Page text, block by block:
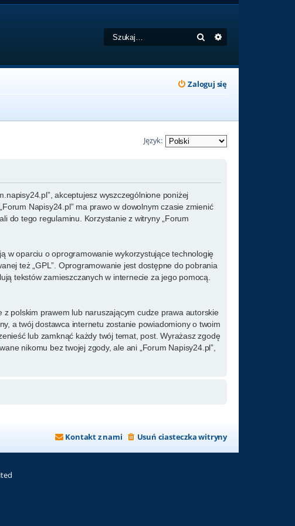
Szukaj
Zaloguj się
Język:
akceptujesz wyszczególnione poniżej
Napisy24.pl” ma prawo w dowolnym czasie zmienić
do tego regulaminu. Korzystanie z witryny „Forum
w oparciu o oprogramowanie wykorzystujące technologię
też „GPL”. Oprogramowanie jest dostępne do pobrania
tekstów zamieszczanych w internecie za jego pomocą.
polskim prawem lub naruszającym cudze prawa autorskie
a twój dostawca internetu zostanie powiadomiony o twoim
lub zamknąć każdy twój temat, post. Wyrażasz zgodę
nikomu bez twojej zgody, ale ani „Forum Napisy24.pl”,
Usuń ciasteczka witryny
Kontakt z nami